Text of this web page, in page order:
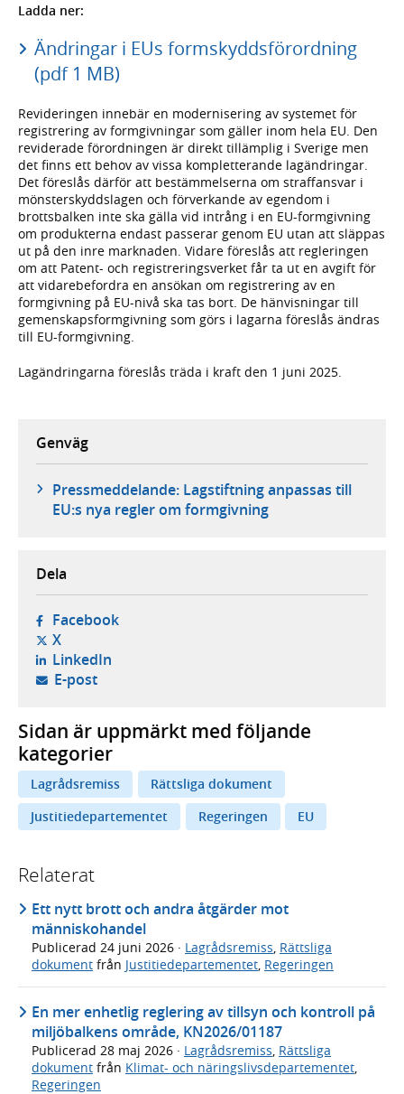
Ladda ner:
Ändringar i EUs formskyddsförordning
(pdf 1 MB)
Revideringen innebär en modernisering av systemet för
registrering av formgivningar som gäller inom hela EU. Den
reviderade förordningen är direkt tillämplig i Sverige men
det finns ett behov av vissa kompletterande lagändringar.
Det föreslås därför att bestämmelserna om straffansvar i
mönsterskyddslagen och förverkande av egendom i
brottsbalken inte ska gälla vid intrång i en EU-formgivning
om produkterna endast passerar genom EU utan att släppas
ut på den inre marknaden. Vidare föreslås att regleringen
om att Patent- och registreringsverket får ta ut en avgift för
att vidarebefordra en ansökan om registrering av en
formgivning på EU-nivå ska tas bort. De hänvisningar till
gemenskapsformgivning som görs i lagarna föreslås ändras
till EU-formgivning.
Lagändringarna föreslås träda i kraft den 1 juni 2025.
Genväg
Pressmeddelande: Lagstiftning anpassas till
EU:s nya regler om formgivning
Dela
Facebook- öppnas i ny flik, extern webbplats,
X- öppnas i ny flik, extern webbplats,
LinkedIn- öppnas i ny flik, extern webbplats,
E-post- öppnar din e-postklient,
Sidan är uppmärkt med följande
kategorier
Lagrådsremiss
Rättsliga dokument
Justitiedepartementet
Regeringen EU
Relaterat
Ett nytt brott och andra åtgärder mot
människohandel
Publicerad 24 juni 2026 · Lagrådsremiss, Rättsliga
dokument från Justitiedepartementet, Regeringen
En mer enhetlig reglering av tillsyn och kontroll på
miljöbalkens område, KN2026/01187
Publicerad 28 maj 2026 · Lagrådsremiss Rättsliga
dokument från Klimat- och näringslivsdepartementet
Regeringen